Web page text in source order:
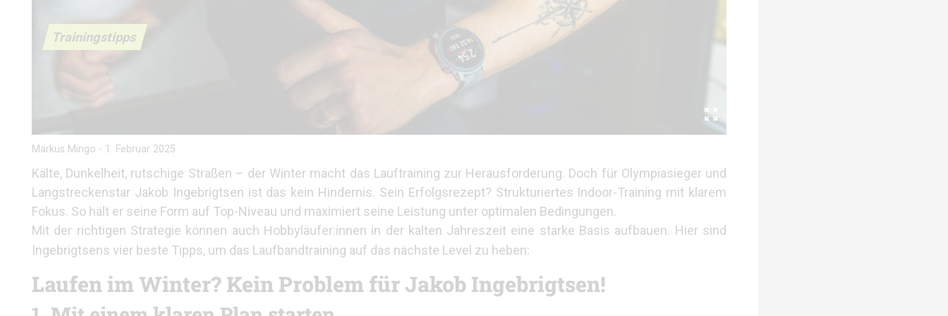
Trainingstipps
Markus Mingo - 1. Februar 2025
Kälte, Dunkelheit, rutschige Straßen – der Winter macht das Lauftraining zur Herausforderung. Doch für Olympiasieger und
Langstreckenstar Jakob Ingebrigtsen ist das kein Hindernis. Sein Erfolgsrezept? Strukturiertes Indoor-Training mit klarem
Fokus. So hält er seine Form auf Top-Niveau und maximiert seine Leistung unter optimalen Bedingungen.
Mit der richtigen Strategie können auch Hobbyläufer:innen in der kalten Jahreszeit eine starke Basis aufbauen. Hier sind
Ingebrigtsens vier beste Tipps, um das Laufbandtraining auf das nächste Level zu heben:
Laufen im Winter? Kein Problem für Jakob Ingebrigtsen!